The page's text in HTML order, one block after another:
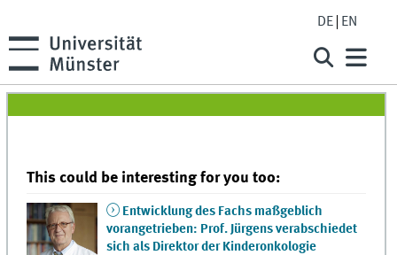
DE EN
This could be interesting for you too:
Entwicklung des Fachs maßgeblich
vorangetrieben: Prof. Jürgens verabschiedet
sich als Direktor der Kinderonkologie